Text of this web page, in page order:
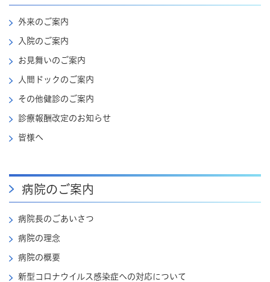
外来のご案内
入院のご案内
お見舞いのご案内
人間ドックのご案内
その他健診のご案内
診療報酬改定のお知らせ
皆様へ
病院のご案内
病院長のごあいさつ
病院の理念
病院の概要
新型コロナウイルス感染症への対応について